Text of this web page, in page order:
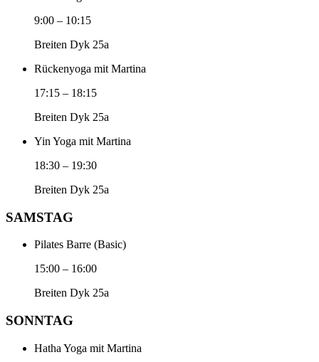
9:00 – 10:15
Breiten Dyk 25a
Rückenyoga mit Martina
17:15 – 18:15
Breiten Dyk 25a
Yin Yoga mit Martina
18:30 – 19:30
Breiten Dyk 25a
SAMSTAG
Pilates Barre (Basic)
15:00 – 16:00
Breiten Dyk 25a
SONNTAG
Hatha Yoga mit Martina